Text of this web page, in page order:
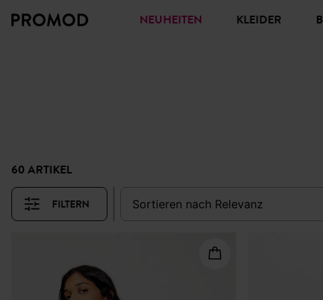
NEUHEITEN KLEIDER
60 ARTIKEL
FILTERN sortieren nach relevanz